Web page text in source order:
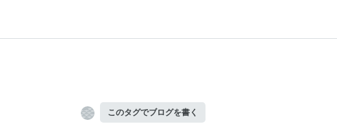
このタグでブログを書く